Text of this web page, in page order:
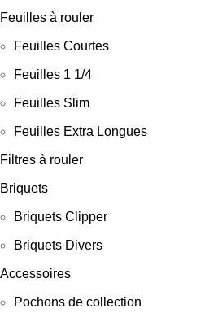
Feuilles à rouler
Feuilles Courtes
Feuilles 1 1/4
Feuilles Slim
Feuilles Extra Longues
Filtres à rouler
Briquets
Briquets Clipper
Briquets Divers
Accessoires
Pochons de collection